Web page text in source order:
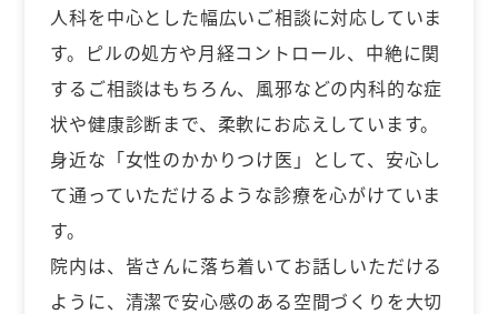
人科を中心とした幅広いご相談に対応していま
す。ピルの処方や月経コントロール、中絶に関
するご相談はもちろん、風邪などの内科的な症
状や健康診断まで、柔軟にお応えしています。
身近な「女性のかかりつけ医」として、安心し
て通っていただけるような診療を心がけていま
す。
院内は、皆さんに落ち着いてお話しいただける
ように、清潔で安心感のある空間づくりを大切